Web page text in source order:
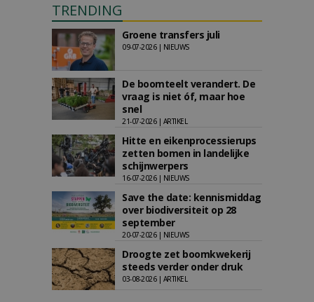
TRENDING
Groene transfers juli
09-07-2026 | NIEUWS
De boomteelt verandert. De
vraag is niet óf, maar hoe
snel
21-07-2026 | ARTIKEL
Hitte en eikenprocessierups
zetten bomen in landelijke
schijnwerpers
16-07-2026 | NIEUWS
Save the date: kennismiddag
over biodiversiteit op 28
september
20-07-2026 | NIEUWS
Droogte zet boomkwekerij
steeds verder onder druk
03-08-2026 | ARTIKEL